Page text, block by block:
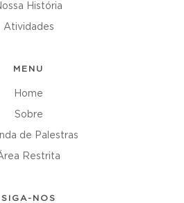
História
Atividades
MENU
Home
Sobre
de Palestras
Restrita
SIGA-NOS